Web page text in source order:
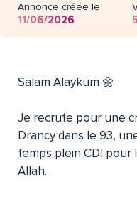
Annonce créée le
11/06/2026
Salam Alaykum 🌼
Je recrute pour une
Drancy dans le 93,
temps plein CDI
Allah.